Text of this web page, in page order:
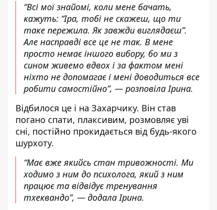
“Всі мої знайомі, коли мене бачать,
кажуть: “Іра, тобі не скажеш, що ти
таке пережила. Як завжди виглядаєш”.
Але насправді все це не так. В мене
просто немає іншого вибору, бо ми з
сином живемо вдвох і за фактом мені
ніхто не допомагає і мені доводиться все
робити самостійно”, — розповіла Ірина.
Відбилося це і на Захарчику. Він став
погано спати, плаксивим, розмовляє уві
сні, постійно прокидається від будь-якого
шурхоту.
“Має вже якийсь стан тривожності. Ми
ходимо з ним до психолога, який з ним
працює та відвідує тренування
тхеквандо”, — додала Ірина.